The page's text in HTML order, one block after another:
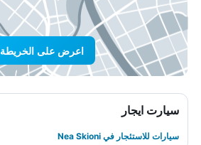
اعرض على الخريطة
سيارت ايجار
سيارات للاستئجار في Nea Skioni